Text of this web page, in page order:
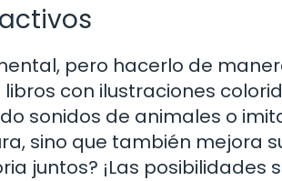
pero hacerlo de
con ilustraciones
sonidos de animales o
sino que también mejora
juntos? ¡Las posibilidades